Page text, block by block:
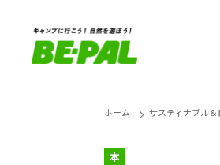
ホーム サスティナブル
本